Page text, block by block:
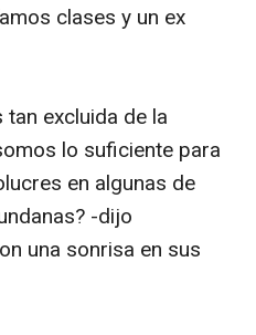
clases y un ex
tan excluida de la
lo suficiente para
en algunas de
-dijo
una sonrisa en sus